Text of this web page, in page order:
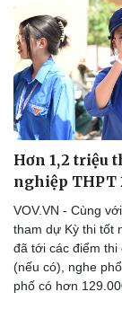
Hơn 1,2 triệu
nghiệp THPT
VOV.VN - Cùng
tham dự Kỳ thi tốt
đã tới các điểm
(nếu có), nghe
phố có hơn